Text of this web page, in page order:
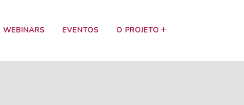
WEBINARS EVENTOS O PROJETO